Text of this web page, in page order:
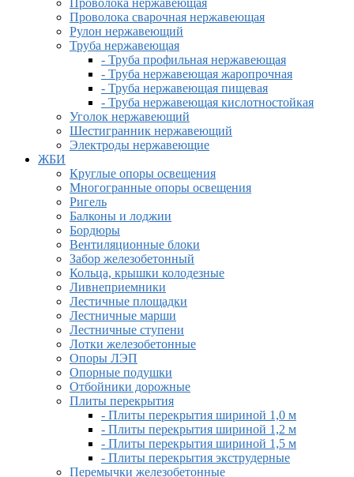
Проволока нержавеющая
Проволока сварочная нержавеющая
Рулон нержавеющий
Труба нержавеющая
- Труба профильная нержавеющая
- Труба нержавеющая жаропрочная
- Труба нержавеющая пищевая
- Труба нержавеющая кислотностойкая
Уголок нержавеющий
Шестигранник нержавеющий
Электроды нержавеющие
ЖБИ
Круглые опоры освещения
Многогранные опоры освещения
Ригель
Балконы и лоджии
Бордюры
Вентиляционные блоки
Забор железобетонный
Кольца, крышки колодезные
Ливнеприемники
Лестичные площадки
Лестничные марши
Лестничные ступени
Лотки железобетонные
Опоры ЛЭП
Опорные подушки
Отбойники дорожные
Плиты перекрытия
- Плиты перекрытия шириной 1,0 м
- Плиты перекрытия шириной 1,2 м
- Плиты перекрытия шириной 1,5 м
- Плиты перекрытия экструдерные
Перемычки железобетонные